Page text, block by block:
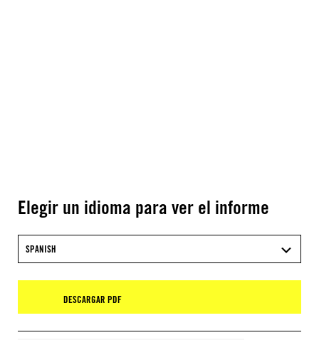
Elegir un idioma para ver el informe
SPANISH
DESCARGAR PDF